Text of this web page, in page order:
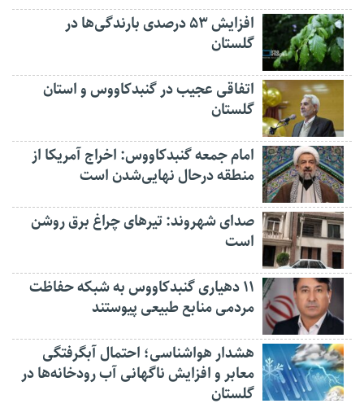
افزایش ۵۳ درصدی بارندگی‌ها در
گلستان
اتفاقی عجیب در‌ گنبدکاووس و استان
گلستان
امام جمعه گنبدکاووس: اخراج آمریکا از
منطقه درحال نهایی‌شدن است
صدای شهروند: تیرهای چراغ برق روشن
است
۱۱ دهیاری گنبدکاووس به شبکه حفاظت
مردمی منابع طبیعی پیوستند
هشدار هواشناسی؛ احتمال آبگرفتگی
معابر و افزایش ناگهانی آب رودخانه‌ها در
گلستان